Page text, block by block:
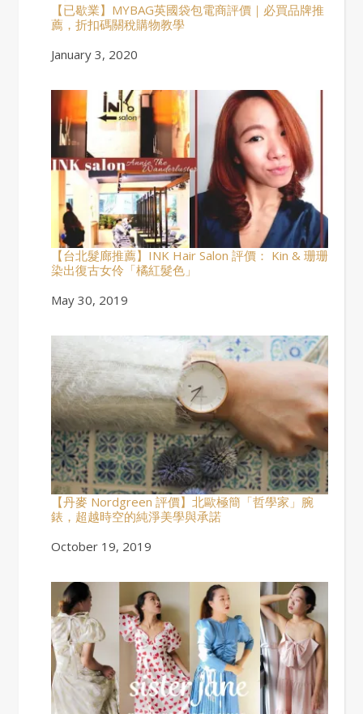
【已歇業】MYBAG英國袋包電商評價｜必買品牌推
薦，折扣碼關稅購物教學
Date
January 3, 2020
【台北髮廊推薦】INK Hair Salon 評價： Kin & 珊珊
染出復古女伶「橘紅髮色」
Date
May 30, 2019
【丹麥 Nordgreen 評價】北歐極簡「哲學家」腕
錶，超越時空的純淨美學與承諾
Date
October 19, 2019